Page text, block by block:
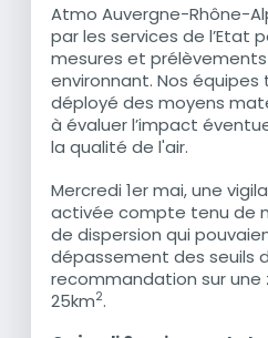
Atmo Auvergne-Rhône-
par les services de l’Etat
mesures et prélèvements
environnant. Nos
déployé des moyens
à évaluer l’impact
la qualité de l'air.
Mercredi 1er mai, une
activée compte tenu de
de dispersion qui
dépassement des seuils
recommandation sur une
25km2.